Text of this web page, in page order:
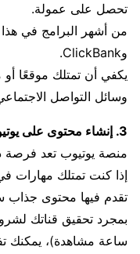
تحصل على عمولة.
وClickBank.
يكفي أن تمتلك موقعًا
وسائل التواصل
3. إنشاء محتوى على يوتيوب
منصة يوتيوب تعد فرصة
إذا كنت تمتلك مهارات
تقدم فيها محتوى جذاب